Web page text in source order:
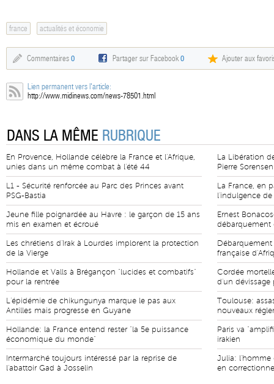
france actualités et économie
Commentaires 0 Partager sur Facebook0 Ajouter aux
Lien permanent vers l'article:
http://www.midinews.com/news-78501.html
DANS LA MÊME RUBRIQUE
En Provence, Hollande célèbre la France et l'Afrique,
unies dans un même combat à l'été 44
L1 - Sécurité renforcée au Parc des Princes avant
PSG-Bastia
Jeune fille poignardée au Havre : le garçon de 15 ans
mis en examen et écroué
Les chrétiens d'Irak à Lourdes implorent la protection
de la Vierge
Hollande et Valls à Brégançon "lucides et combatifs"
pour la rentrée
L'épidémie de chikungunya marque le pas aux
Antilles mais progresse en Guyane
Hollande: la France entend rester "la 5e puissance
économique du monde"
Intermarché toujours intéressé par la reprise de
l'abattoir Gad à Josselin
La Libération
Pierre Sorensen
La France, en
l'indulgence de
Ernest
débarquement
française
Cordée
d'un dévissage
Toulouse:
nouveaux
Paris va
irakien
Julia: l'homme
en